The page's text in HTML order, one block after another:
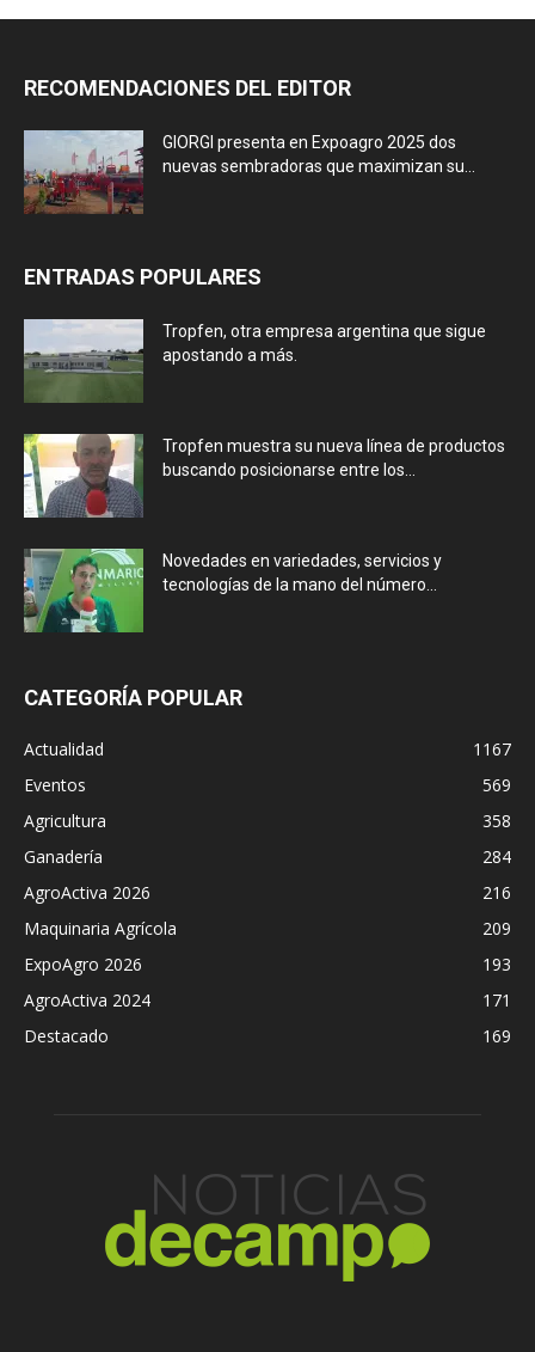
RECOMENDACIONES DEL EDITOR
GIORGI presenta en Expoagro 2025 dos
nuevas sembradoras que maximizan su...
ENTRADAS POPULARES
Tropfen, otra empresa argentina que sigue
apostando a más.
Tropfen muestra su nueva línea de productos
buscando posicionarse entre los...
Novedades en variedades, servicios y
tecnologías de la mano del número...
CATEGORÍA POPULAR
Actualidad
1167
Eventos
569
Agricultura
358
Ganadería
284
AgroActiva 2026
216
Maquinaria Agrícola
209
ExpoAgro 2026
193
AgroActiva 2024
171
Destacado
169